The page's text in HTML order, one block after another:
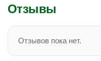
Отзывы
Отзывов пока нет.